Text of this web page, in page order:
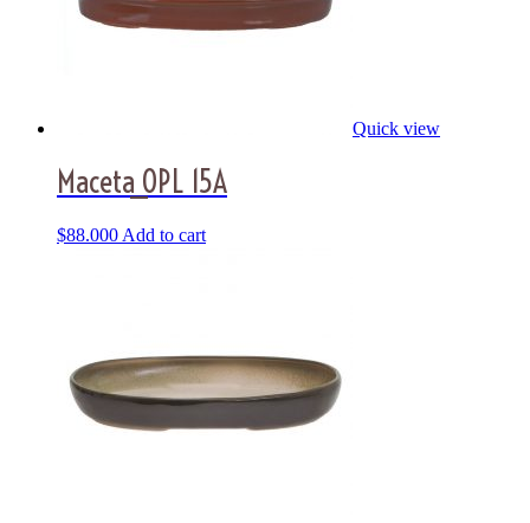
Quick view
Maceta_OPL 15A
$88.000 Add to cart